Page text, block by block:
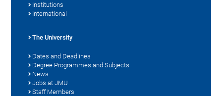
Institutions
International
The University
Dates and Deadlines
Degree Programmes and Subjects
News
Jobs at JMU
Staff Members